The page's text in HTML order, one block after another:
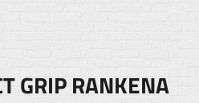
GRIP RANKENA